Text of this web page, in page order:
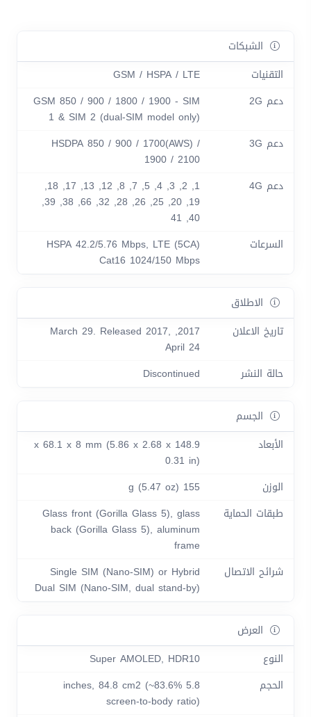
الشبكات
التقنيات
GSM / HSPA / LTE
دعم 2G
GSM 850 / 900 / 1800 / 1900 - SIM
1 & SIM 2 (dual-SIM model only)
دعم 3G
HSDPA 850 / 900 / 1700(AWS) /
1900 / 2100
دعم 4G
1, 2, 3, 4, 5, 7, 8, 12, 13, 17, 18,
19, 20, 25, 26, 28, 32, 66, 38, 39,
40, 41
السرعات
HSPA 42.2/5.76 Mbps, LTE (5CA)
Cat16 1024/150 Mbps
الاطلاق
تاريخ الاعلان
2017, March 29. Released 2017,
April 24
حالة النشر
Discontinued
الجسم
الأبعاد
148.9 x 68.1 x 8 mm (5.86 x 2.68 x
0.31 in)
الوزن
155 g (5.47 oz)
طبقات الحماية
Glass front (Gorilla Glass 5), glass
back (Gorilla Glass 5), aluminum
frame
شرائح الاتصال
Single SIM (Nano-SIM) or Hybrid
Dual SIM (Nano-SIM, dual stand-by)
العرض
النوع
Super AMOLED, HDR10
الحجم
5.8 inches, 84.8 cm2 (~83.6%
screen-to-body ratio)